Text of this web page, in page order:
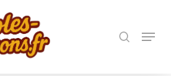
Menu
Close